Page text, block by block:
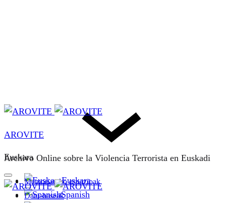
Euskara
Euskara
Spanish
AROVITE
Archivo Online sobre la Violencia Terrorista en Euskadi
Memoriarako espazioak
Datu-baseak